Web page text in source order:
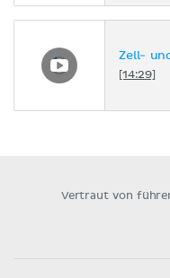
Zell-
[14:29]
Vertraut von